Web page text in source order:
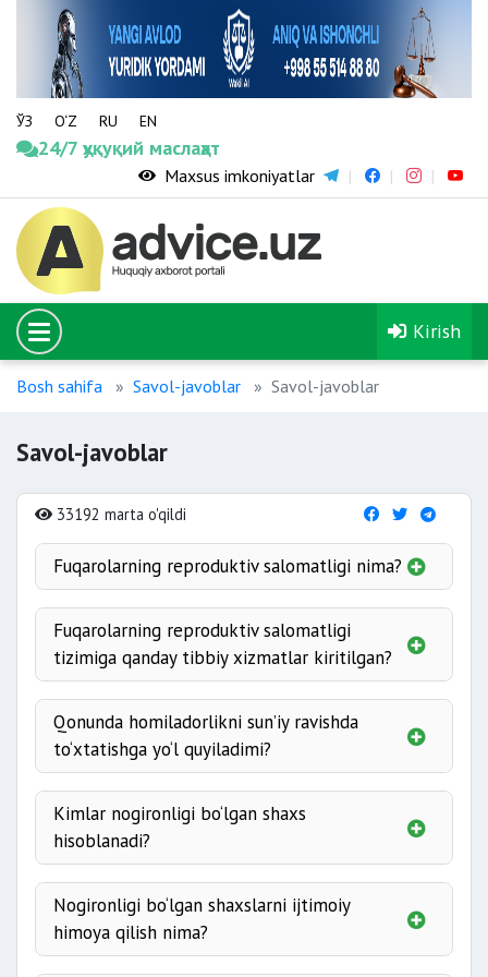
ЎЗ O‘Z RU EN
24/7 ҳуқуқий маслаҳат
Maxsus imkoniyatlar
Kirish
Bosh sahifa Savol-javoblar Savol-javoblar
Savol-javoblar
33192 marta o'qildi
Fuqarolarning reproduktiv salomatligi nima?
Fuqarolarning reproduktiv salomatligi
tizimiga qanday tibbiy xizmatlar kiritilgan?
fuqarolarning reproduktiv salomatligi
to‘g‘risida ishonchli va to‘liq axborot
olish;
homiladorlikni saqlab yurishni va
bolaning asoratlarsiz hamda
nuqsonlarsiz tug‘ilishini ta’minlaydigan,
homiladorlik, tug‘ish va tug‘ishdan
Qonunda homiladorlikni sun’iy ravishda
to‘xtatishga yo‘l quyiladimi?
Kimlar nogironligi bo‘lgan shaxs
hisoblanadi?
Nogironligi bo‘lgan shaxslarni ijtimoiy
himoya qilish nima?